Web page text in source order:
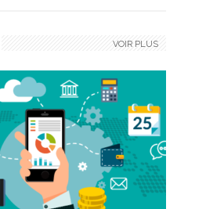
VOIR PLUS